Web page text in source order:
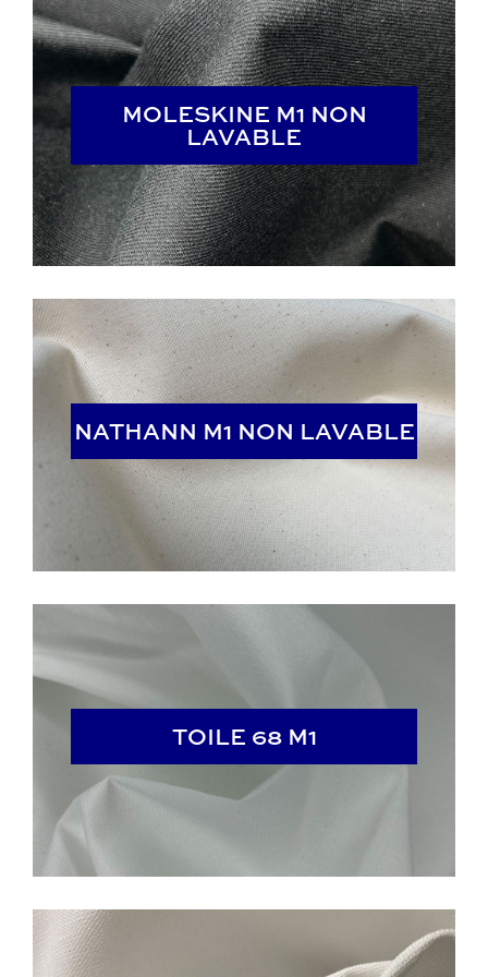
MOLESKINE M1 NON
LAVABLE
MOLESKINE M1 NON
LAVABLE
NATHANN M1 NON LAVABLE
NATHANN M1 NON LAVABLE
TOILE 68 M1
TOILE 68 M1